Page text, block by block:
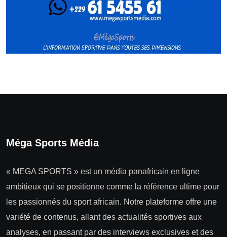
Méga Sports Média
« MEGA SPORTS » est un média panafricain en ligne
ambitieux qui se positionne comme la référence ultime pour
les passionnés du sport africain. Notre plateforme offre une
variété de contenus, allant des actualités sportives aux
analyses, en passant par des interviews exclusives et des